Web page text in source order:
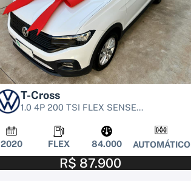
T-Cross
1.0 4P 200 TSI FLEX SENSE...
2020 FLEX 84.000 AUTOMÁTICO
R$ 87.900